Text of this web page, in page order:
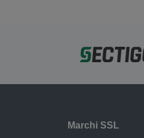
Marchi SSL